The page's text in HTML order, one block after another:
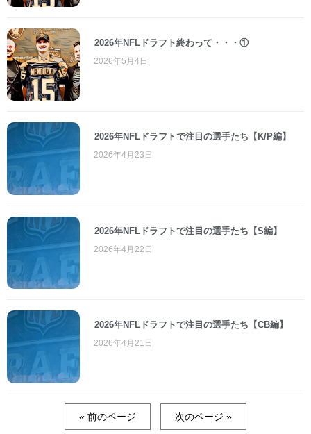
2026年NFLドラフト終わって・・・①
2026年5月4日
2026年NFLドラフトで注目の選手たち【K/P編】
2026年4月23日
2026年NFLドラフトで注目の選手たち【S編】
2026年4月22日
2026年NFLドラフトで注目の選手たち【CB編】
2026年4月21日
« 前のページ 次のページ »